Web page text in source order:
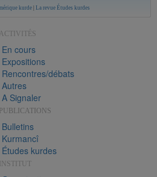
kurde| La revue Études kurdes
ACTIVITÉS
En cours
Expositions
Rencontres/débats
Autres
A Signaler
PUBLICATIONS
Bulletins
Kurmancî
Études kurdes
INSTITUT